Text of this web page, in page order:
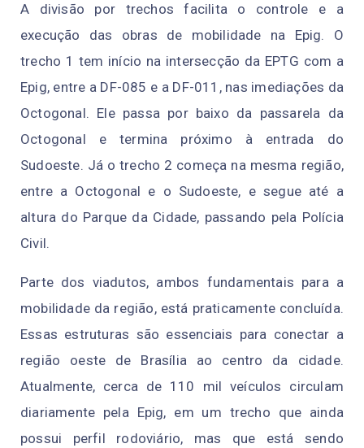
A divisão por trechos facilita o controle e a
execução das obras de mobilidade na Epig. O
trecho 1 tem início na intersecção da EPTG com a
Epig, entre a DF-085 e a DF-011, nas imediações da
Octogonal. Ele passa por baixo da passarela da
Octogonal e termina próximo à entrada do
Sudoeste. Já o trecho 2 começa na mesma região,
entre a Octogonal e o Sudoeste, e segue até a
altura do Parque da Cidade, passando pela Polícia
Civil.
Parte dos viadutos, ambos fundamentais para a
mobilidade da região, está praticamente concluída.
Essas estruturas são essenciais para conectar a
região oeste de Brasília ao centro da cidade.
Atualmente, cerca de 110 mil veículos circulam
diariamente pela Epig, em um trecho que ainda
possui perfil rodoviário, mas que está sendo